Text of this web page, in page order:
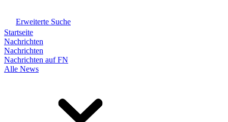
Erweiterte Suche
Startseite
Nachrichten
Nachrichten
Nachrichten auf FN
Alle News